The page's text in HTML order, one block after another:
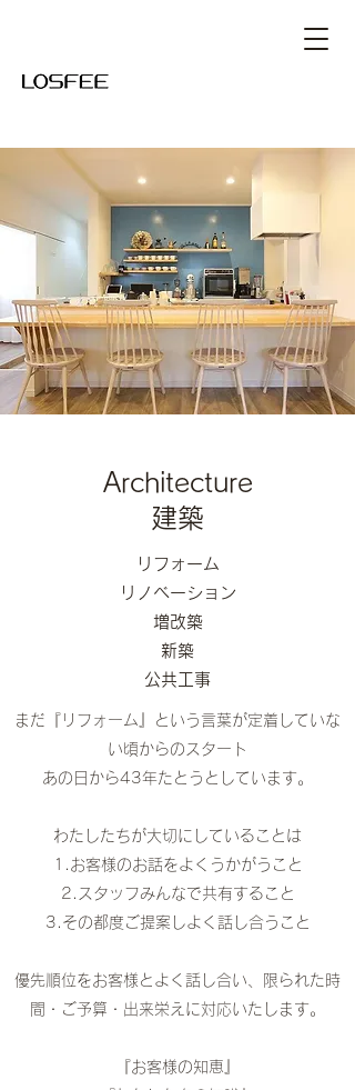
Architecture
建築
リフォーム
リノベーション
増改築
新築
​公共工事
まだ『リフォーム』という言葉が定着していな
い頃からのスタート
あの日から43年たとうとしています。
わたしたちが大切にしていることは
1.お客様のお話をよくうかがうこと
2.スタッフみんなで共有すること
3.その都度ご提案しよく話し合うこと
​優先順位をお客様とよく話し合い、限られた時
間・ご予算・出来栄えに対応いたします。
『お客様の知恵』